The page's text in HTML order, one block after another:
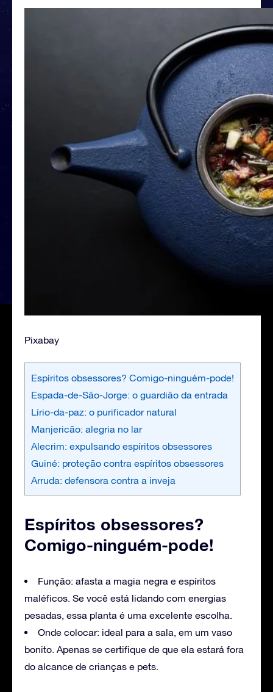
Pixabay
Espíritos obsessores? Comigo-ninguém-pode!
Espada-de-São-Jorge: o guardião da entrada
Lírio-da-paz: o purificador natural
Manjericão: alegria no lar
Alecrim: expulsando espíritos obsessores
Guiné: proteção contra espíritos obsessores
Arruda: defensora contra a inveja
Espíritos obsessores?
Comigo-ninguém-pode!
Função: afasta a magia negra e espíritos
maléficos. Se você está lidando com energias
pesadas, essa planta é uma excelente escolha.
Onde colocar: ideal para a sala, em um vaso
bonito. Apenas se certifique de que ela estará fora
do alcance de crianças e pets.